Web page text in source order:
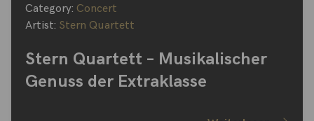
Category: Concert
Artist: Stern Quartett
Stern Quartett – Musikalischer
Genuss der Extraklasse